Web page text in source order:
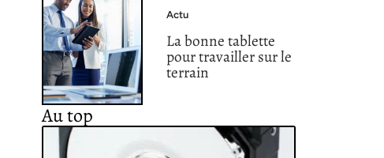
Actu
La bonne tablette
pour travailler sur le
terrain
Au top